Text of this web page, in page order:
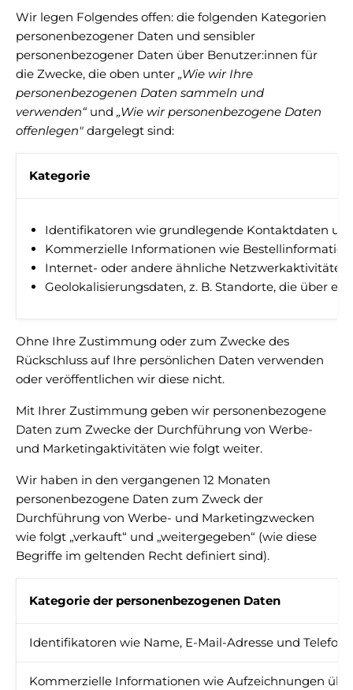
Wir legen Folgendes offen: die folgenden Kategorien
personenbezogener Daten und sensibler
personenbezogener Daten über Benutzer:innen für
die Zwecke, die oben unter „Wie wir Ihre
personenbezogenen Daten sammeln und
verwenden“ und „Wie wir personenbezogene Daten
offenlegen" dargelegt sind:
Kategorie
Identifikatoren wie grundlegende Kontaktdaten
Kommerzielle Informationen wie
Internet- oder andere ähnliche
Geolokalisierungsdaten, z. B. Standorte, die über
Ohne Ihre Zustimmung oder zum Zwecke des
Rückschluss auf Ihre persönlichen Daten verwenden
oder veröffentlichen wir diese nicht.
Mit Ihrer Zustimmung geben wir personenbezogene
Daten zum Zwecke der Durchführung von Werbe-
und Marketingaktivitäten wie folgt weiter.
Wir haben in den vergangenen 12 Monaten
personenbezogene Daten zum Zweck der
Durchführung von Werbe- und Marketingzwecken
wie folgt „verkauft“ und „weitergegeben“ (wie diese
Begriffe im geltenden Recht definiert sind).
Kategorie der personenbezogenen Daten
Identifikatoren wie Name, E-Mail-Adresse und
Kommerzielle Informationen wie Aufzeichnungen